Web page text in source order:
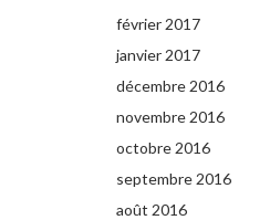
février 2017
janvier 2017
décembre 2016
novembre 2016
octobre 2016
septembre 2016
août 2016